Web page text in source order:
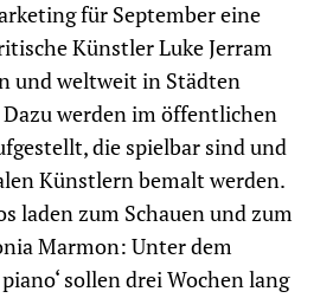
für September eine
Künstler Luke Jerram
und weltweit in Städten
werden im öffentlichen
die spielbar sind und
Künstlern bemalt werden.
laden zum Schauen und zum
Marmon: Unter dem
sollen drei Wochen lang